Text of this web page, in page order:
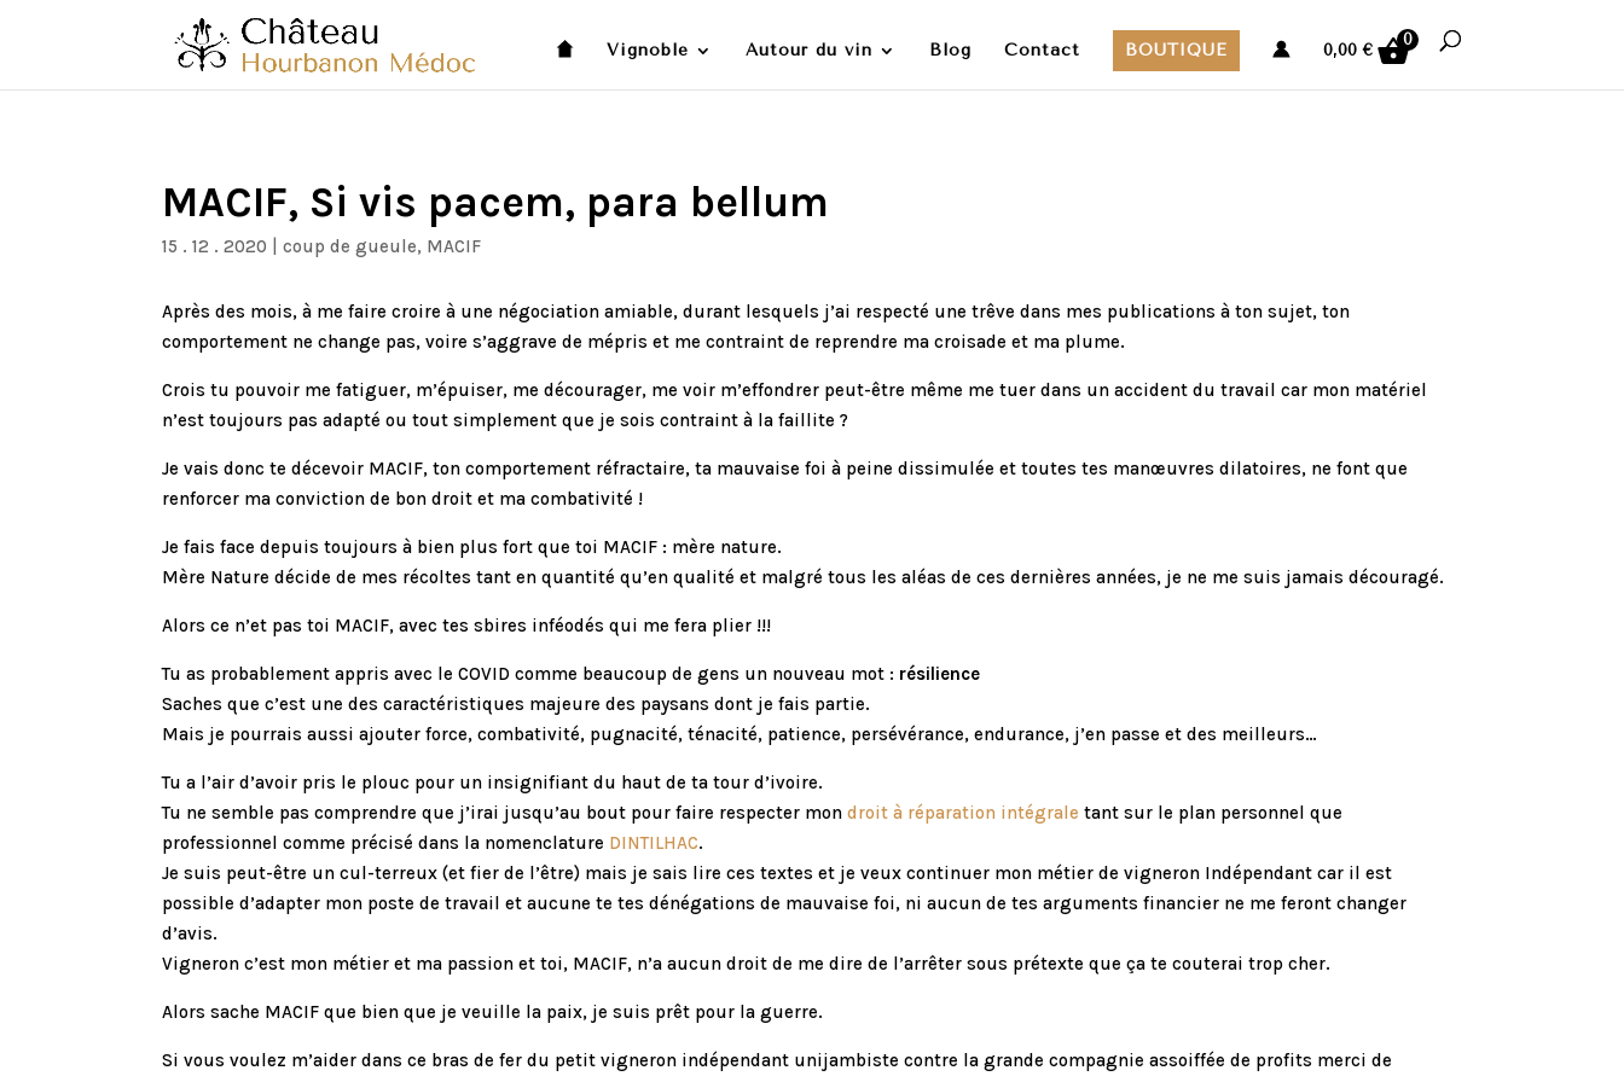
Vignoble Autour du vin Blog Contact BOUTIQUE 0,00€
0
MACIF, Si vis pacem, para bellum
15 . 12 . 2020 |coup de gueule, MACIF
Après des mois, à me faire croire à une négociation amiable, durant lesquels j’ai respecté une trêve dans mes publications à ton sujet, ton
comportement ne change pas, voire s’aggrave de mépris et me contraint de reprendre ma croisade et ma plume.
Crois tu pouvoir me fatiguer, m’épuiser, me décourager, me voir m’effondrer peut-être même me tuer dans un accident du travail car mon matériel
n’est toujours pas adapté ou tout simplement que je sois contraint à la faillite ?
Je vais donc te décevoir MACIF, ton comportement réfractaire, ta mauvaise foi à peine dissimulée et toutes tes manœuvres dilatoires, ne font que
renforcer ma conviction de bon droit et ma combativité !
Je fais face depuis toujours à bien plus fort que toi MACIF : mère nature.
Mère Nature décide de mes récoltes tant en quantité qu’en qualité et malgré tous les aléas de ces dernières années, je ne me suis jamais découragé.
Alors ce n’et pas toi MACIF, avec tes sbires inféodés qui me fera plier !!!
Tu as probablement appris avec le COVID comme beaucoup de gens un nouveau mot : résilience
Saches que c’est une des caractéristiques majeure des paysans dont je fais partie.
Mais je pourrais aussi ajouter force, combativité, pugnacité, ténacité, patience, persévérance, endurance, j’en passe et des meilleurs…
Tu a l’air d’avoir pris le plouc pour un insignifiant du haut de ta tour d’ivoire.
Tu ne semble pas comprendre que j’irai jusqu’au bout pour faire respecter mondroit à réparation intégrale tant sur le plan personnel que
professionnel comme précisé dans la nomenclature DINTILHAC.
Je suis peut-être un cul-terreux (et fier de l’être) mais je sais lire ces textes et je veux continuer mon métier de vigneron Indépendant car il est
possible d’adapter mon poste de travail et aucune te tes dénégations de mauvaise foi, ni aucun de tes arguments financier ne me feront changer
d’avis.
Vigneron c’est mon métier et ma passion et toi, MACIF, n’a aucun droit de me dire de l’arrêter sous prétexte que ça te couterai trop cher.
Alors sache MACIF que bien que je veuille la paix, je suis prêt pour la guerre.
Si vous voulez m’aider dans ce bras de fer du petit vigneron indépendant unijambiste contre la grande compagnie assoiffée de profits merci de